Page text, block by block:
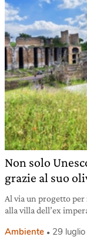
Non solo
grazie al suo
Al via un progetto
alla villa dell’ex
Ambiente 29